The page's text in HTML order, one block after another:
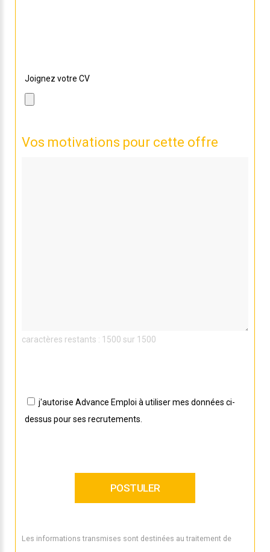
Joignez votre CV
Vos motivations pour cette offre
caractères restants : 1500 sur 1500
j'autorise Advance Emploi à utiliser mes données ci-
dessus pour ses recrutements.
Les informations transmises sont destinées au traitement de